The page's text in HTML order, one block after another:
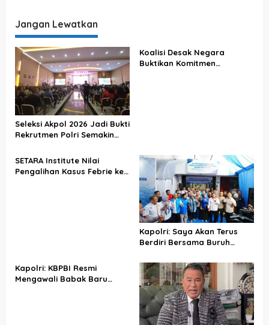
Juga Kita Dukung Siapa di
2024
Jangan Lewatkan
Seleksi Akpol 2026 Jadi Bukti
Rekrutmen Polri Semakin
Koalisi Desak Negara
Buktikan Komitmen
SETARA Institute Nilai
Pengalihan Kasus Febrie ke
Kapolri: Saya Akan Terus
Berdiri Bersama Buruh
Kapolri: KBPBI Resmi
Mengawali Babak Baru